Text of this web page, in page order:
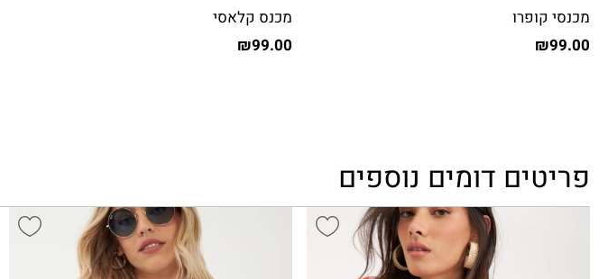
מכנסי קופרו
₪99.00
מכנס קלאסי
₪99.00
פריטים דומים נוספים